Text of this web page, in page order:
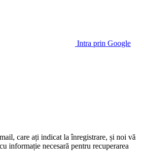
Intra prin Google
care ați indicat la înregistrare, și noi vă
informație necesară pentru recuperarea